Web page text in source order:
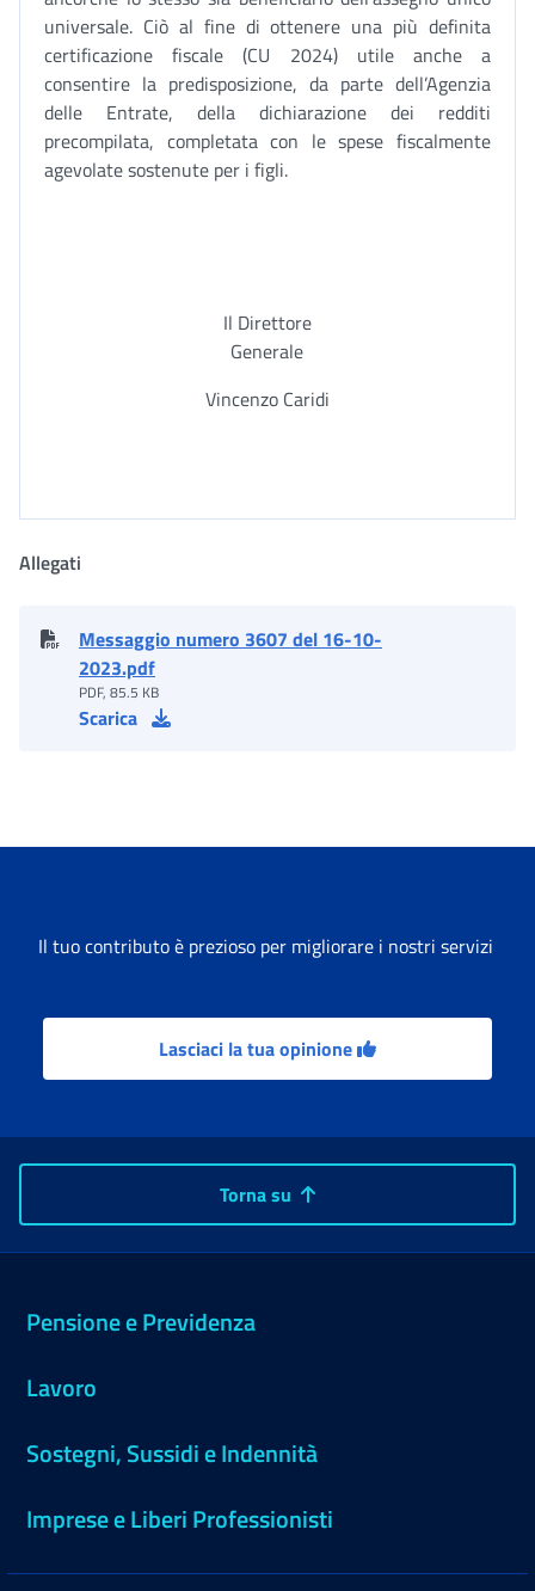
universale. Ciò al fine di ottenere una più definita
certificazione fiscale (CU 2024) utile anche a
consentire la predisposizione, da parte dell’Agenzia
delle Entrate, della dichiarazione dei redditi
precompilata, completata con le spese fiscalmente
agevolate sostenute per i figli.
Il Direttore
Generale
Vincenzo Caridi
Allegati
Messaggio numero 3607 del 16-10-
2023.pdf
PDF, 85.5 KB
Scarica
Il tuo contributo è prezioso per migliorare i nostri servizi
Lasciaci la tua opinione
Torna su
Pensione e Previdenza
Lavoro
Sostegni, Sussidi e Indennità
Imprese e Liberi Professionisti